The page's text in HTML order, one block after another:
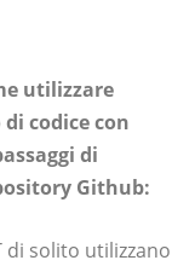
utilizzare
codice con
di
Github:
di solito utilizzano